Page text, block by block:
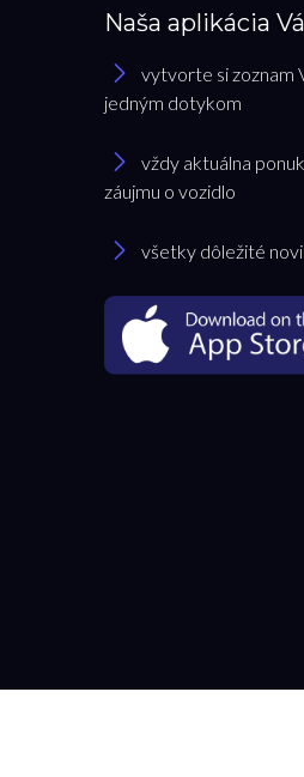
Naša aplikácia
vytvorte si zoznam
jedným dotykom
vždy aktuálna
záujmu o vozidlo
všetky dôležité